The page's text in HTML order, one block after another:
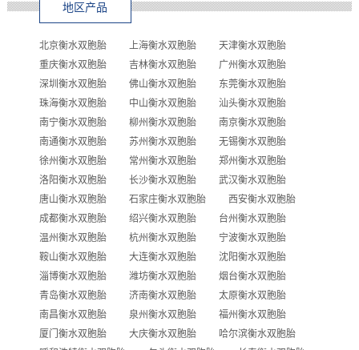
地区产品
北京衡水双胞胎 上海衡水双胞胎
天津衡水双胞胎
重庆衡水双胞胎
吉林衡水双胞胎
广州衡水双胞胎
深圳衡水双胞胎
佛山衡水双胞胎
东莞衡水双胞胎
珠海衡水双胞胎
中山衡水双胞胎
汕头衡水双胞胎
南宁衡水双胞胎
柳州衡水双胞胎
南京衡水双胞胎
南通衡水双胞胎
苏州衡水双胞胎
无锡衡水双胞胎
徐州衡水双胞胎
常州衡水双胞胎
郑州衡水双胞胎
洛阳衡水双胞胎
长沙衡水双胞胎
武汉衡水双胞胎
唐山衡水双胞胎
石家庄衡水双胞胎
西安衡水双胞胎
成都衡水双胞胎
绍兴衡水双胞胎
台州衡水双胞胎
温州衡水双胞胎
杭州衡水双胞胎
宁波衡水双胞胎
鞍山衡水双胞胎
大连衡水双胞胎
沈阳衡水双胞胎
淄博衡水双胞胎
潍坊衡水双胞胎
烟台衡水双胞胎
青岛衡水双胞胎
济南衡水双胞胎
太原衡水双胞胎
南昌衡水双胞胎
泉州衡水双胞胎
福州衡水双胞胎
厦门衡水双胞胎
大庆衡水双胞胎
哈尔滨衡水双胞胎